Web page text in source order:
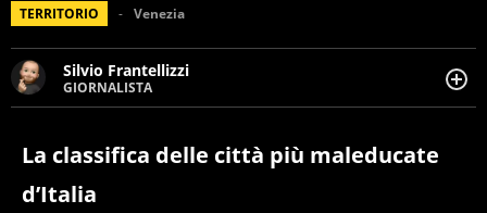
TERRITORIO Venezia
Silvio Frantellizzi
GIORNALISTA
Giornalista pubblicista. Da oltre dieci anni si occupa di
cronaca, motori, spettacolo e videogame.
La classifica delle città più maleducate
d’Italia